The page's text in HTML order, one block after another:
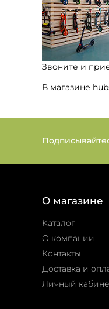
Звоните и
В магазине
О магазине
Каталог
О компании
Контакты
Доставка и
Личный